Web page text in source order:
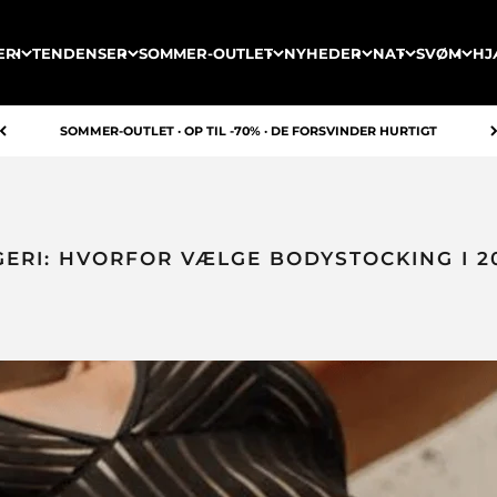
TENDENSER SOMMER-OUTLET NYHEDER NAT SVØM
SOMMER-OUTLET · OP TIL -70% · DE FORSVINDER HURTIGT
HVORFOR VÆLGE BODYSTOCKING I